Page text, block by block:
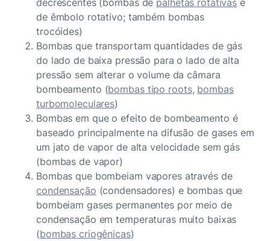
decrescentes (bombas de palhetas rotativas e
de êmbolo rotativo; também bombas
trocóides)
Bombas que transportam quantidades de gás
do lado de baixa pressão para o lado de alta
pressão sem alterar o volume da câmara
bombeamento (bombas tipo roots, bombas
turbomoleculares)
Bombas em que o efeito de bombeamento é
baseado principalmente na difusão de gases em
um jato de vapor de alta velocidade sem gás
(bombas de vapor)
Bombas que bombeiam vapores através de
condensação (condensadores) e bombas que
bombeiam gases permanentes por meio de
condensação em temperaturas muito baixas
(bombas criogênicas)